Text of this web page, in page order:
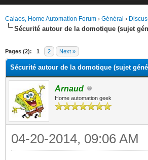
Calaos, Home Automation Forum › Général ›
Sécurité autour de la domotique (sujet
Pages (2): 1 2 Next »
Sécurité autour de la domotique (sujet
Arnaud
Home automation geek
04-20-2014, 09:06 AM